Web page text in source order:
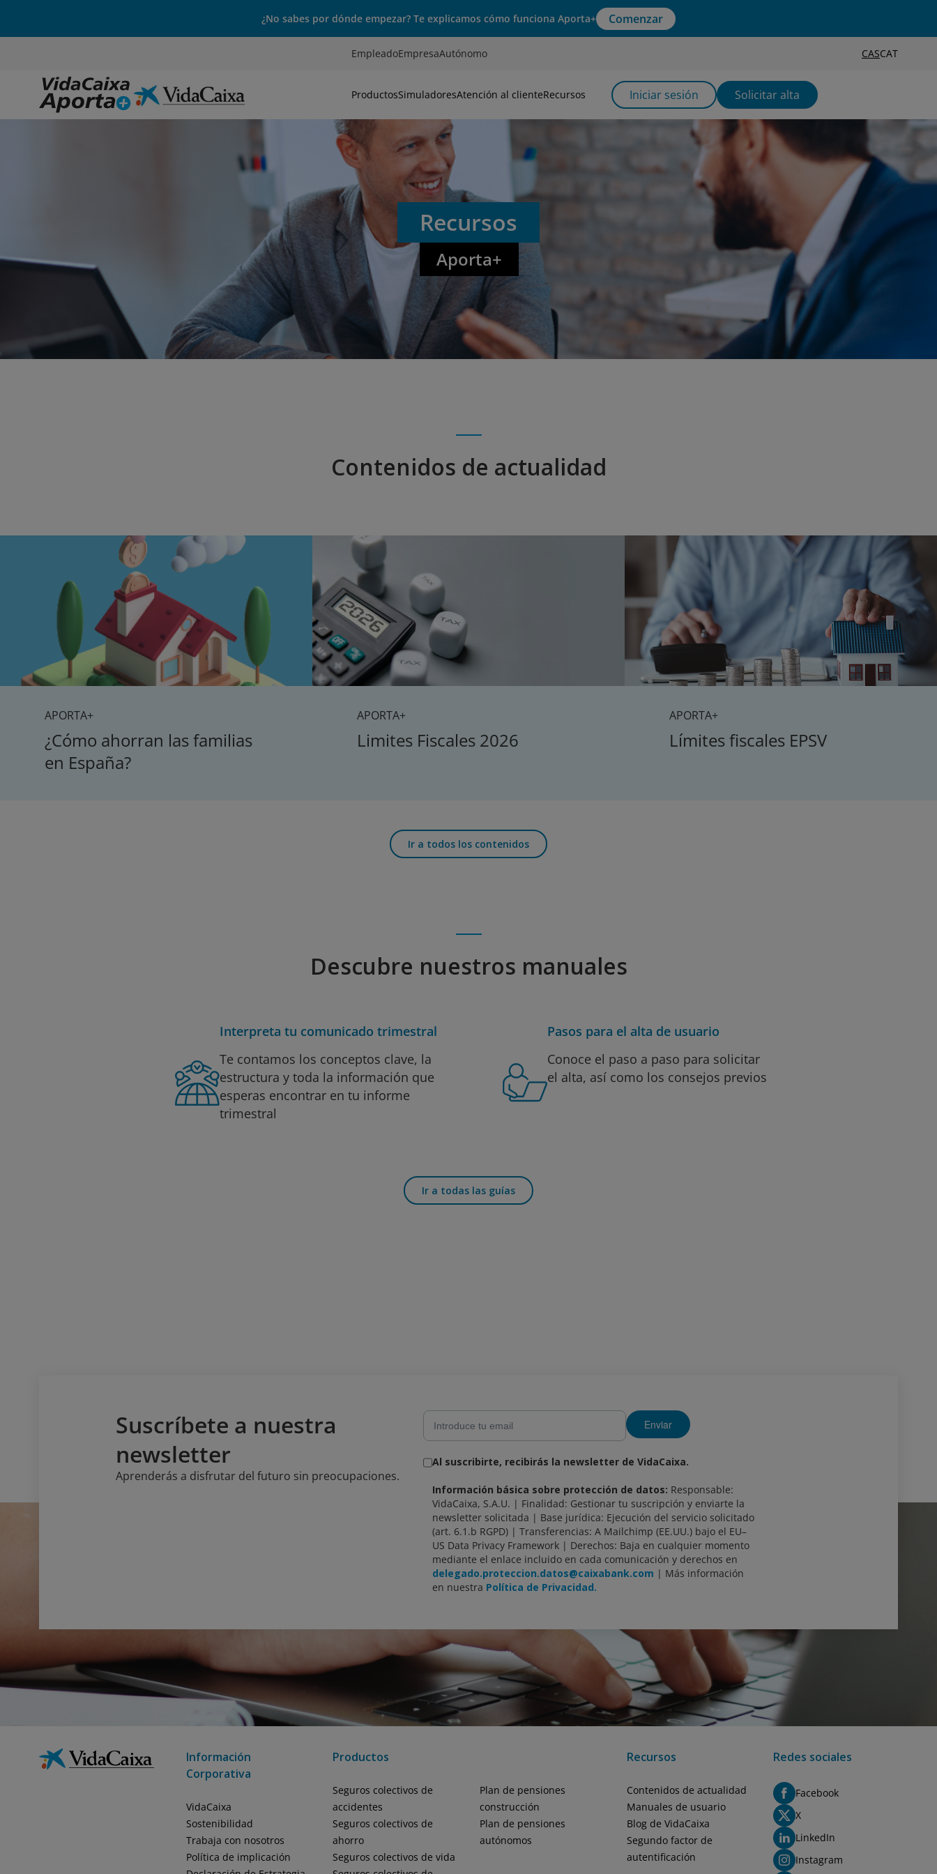
¿No sabes por dónde empezar? Te explicamos cómo funciona Aporta+ Comenzar
EmpleadoEmpresaAutónomo CASCAT
ProductosSimuladoresAtención al clienteRecursos Iniciar sesión Solicitar alta
Recursos
Aporta+
Contenidos de actualidad
APORTA+
¿Cómo ahorran las familias
en España?
APORTA+
Limites Fiscales 2026
APORTA+
Límites fiscales EPSV
Ir a todos los contenidos
Descubre nuestros manuales
Interpreta tu comunicado trimestral
Te contamos los conceptos clave, la
estructura y toda la información que
esperas encontrar en tu informe
trimestral
Pasos para el alta de usuario
Conoce el paso a paso para solicitar
el alta, así como los consejos previos
Ir a todas las guías
Suscríbete a nuestra
newsletter
Aprenderás a disfrutar del futuro sin preocupaciones.
Enviar
Al suscribirte, recibirás la newsletter de VidaCaixa.
Información básica sobre protección de datos: Responsable:
VidaCaixa, S.A.U. | Finalidad: Gestionar tu suscripción y enviarte la
newsletter solicitada | Base jurídica: Ejecución del servicio solicitado
(art. 6.1.b RGPD) | Transferencias: A Mailchimp (EE.UU.) bajo el EU–
US Data Privacy Framework | Derechos: Baja en cualquier momento
mediante el enlace incluido en cada comunicación y derechos en
delegado.proteccion.datos@caixabank.com | Más información
en nuestra Política de Privacidad.
Información
Corporativa
VidaCaixa
Sostenibilidad
Trabaja con nosotros
Política de implicación
Productos
Seguros colectivos de
accidentes
Seguros colectivos de
ahorro
Seguros colectivos de vida
Plan de pensiones
construcción
Plan de pensiones
autónomos
Recursos
Contenidos de actualidad
Manuales de usuario
Blog de VidaCaixa
Segundo factor de
autentificación
Redes sociales
Facebook
X
LinkedIn
Instagram